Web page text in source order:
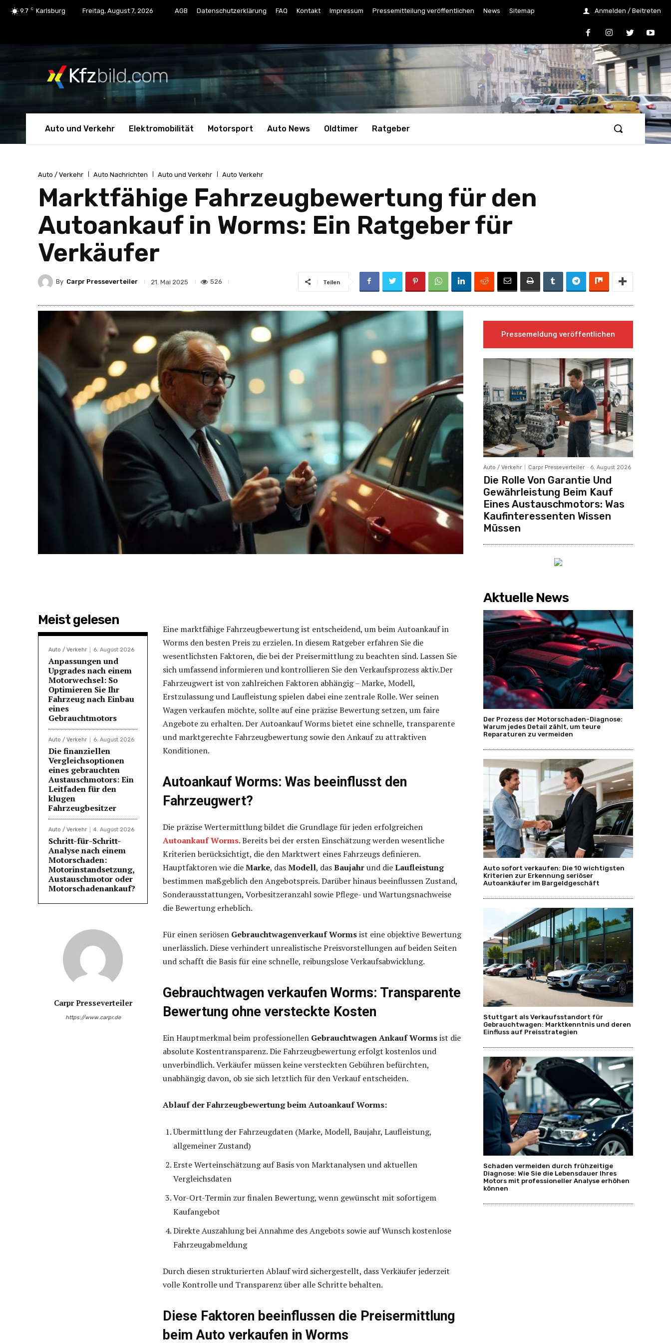
9.7 C Karlsburg Freitag, August 7, 2026 AGB Datenschutzerklärung FAQ Kontakt Impressum Pressemitteilung veröffentlichen News Sitemap Anmelden / Beitreten
Kfzbild.com
Auto und Verkehr Elektromobilität Motorsport Auto News Oldtimer Ratgeber
Auto / Verkehr Auto Nachrichten Auto und Verkehr Auto Verkehr
Marktfähige Fahrzeugbewertung für den
Autoankauf in Worms: Ein Ratgeber für
Verkäufer
By Carpr Presseverteiler 21. Mai 2025 526 Teilen
Meist gelesen
Auto / Verkehr 6. August 2026
Anpassungen und
Upgrades nach einem
Motorwechsel: So
Optimieren Sie Ihr
Fahrzeug nach Einbau
eines
Gebrauchtmotors
Auto / Verkehr 6. August 2026
Die finanziellen
Vergleichsoptionen
eines gebrauchten
Austauschmotors: Ein
Leitfaden für den
klugen
Fahrzeugbesitzer
Auto / Verkehr 4. August 2026
Schritt-für-Schritt-
Analyse nach einem
Motorschaden:
Motorinstandsetzung,
Austauschmotor oder
Motorschadenankauf?
Carpr Presseverteiler
https://www.carpr.de
Eine marktfähige Fahrzeugbewertung ist entscheidend, um beim Autoankauf in
Worms den besten Preis zu erzielen. In diesem Ratgeber erfahren Sie die
wesentlichsten Faktoren, die bei der Preisermittlung zu beachten sind. Lassen Sie
sich umfassend informieren und kontrollieren Sie den Verkaufsprozess aktiv.Der
Fahrzeugwert ist von zahlreichen Faktoren abhängig – Marke, Modell,
Erstzulassung und Laufleistung spielen dabei eine zentrale Rolle. Wer seinen
Wagen verkaufen möchte, sollte auf eine präzise Bewertung setzen, um faire
Angebote zu erhalten. Der Autoankauf Worms bietet eine schnelle, transparente
und marktgerechte Fahrzeugbewertung sowie den Ankauf zu attraktiven
Konditionen.
Autoankauf Worms: Was beeinflusst den
Fahrzeugwert?
Die präzise Wertermittlung bildet die Grundlage für jeden erfolgreichen
Autoankauf Worms. Bereits bei der ersten Einschätzung werden wesentliche
Kriterien berücksichtigt, die den Marktwert eines Fahrzeugs definieren.
Hauptfaktoren wie dieMarke, dasModell, dasBaujahrund dieLaufleistung
bestimmen maßgeblich den Angebotspreis. Darüber hinaus beeinflussen Zustand,
Sonderausstattungen, Vorbesitzeranzahl sowie Pflege- und Wartungsnachweise
die Bewertung erheblich.
Für einen seriösen Gebrauchtwagenverkauf Wormsist eine objektive Bewertung
unerlässlich. Diese verhindert unrealistische Preisvorstellungen auf beiden Seiten
und schafft die Basis für eine schnelle, reibungslose Verkaufsabwicklung.
Gebrauchtwagen verkaufen Worms: Transparente
Bewertung ohne versteckte Kosten
Ein Hauptmerkmal beim professionellen Gebrauchtwagen Ankauf Wormsist die
absolute Kostentransparenz. Die Fahrzeugbewertung erfolgt kostenlos und
unverbindlich. Verkäufer müssen keine versteckten Gebühren befürchten,
unabhängig davon, ob sie sich letztlich für den Verkauf entscheiden.
Ablauf der Fahrzeugbewertung beim Autoankauf Worms:
Übermittlung der Fahrzeugdaten (Marke, Modell, Baujahr, Laufleistung,
allgemeiner Zustand)
Erste Werteinschätzung auf Basis von Marktanalysen und aktuellen
Vergleichsdaten
Vor-Ort-Termin zur finalen Bewertung, wenn gewünscht mit sofortigem
Kaufangebot
Direkte Auszahlung bei Annahme des Angebots sowie auf Wunsch kostenlose
Fahrzeugabmeldung
Durch diesen strukturierten Ablauf wird sichergestellt, dass Verkäufer jederzeit
volle Kontrolle und Transparenz über alle Schritte behalten.
Diese Faktoren beeinflussen die Preisermittlung
beim Auto verkaufen in Worms
Pressemeldung veröffentlichen
Auto / Verkehr Carpr Presseverteiler - 6. August 2026
Die Rolle Von Garantie Und
Gewährleistung Beim Kauf
Eines Austauschmotors: Was
Kaufinteressenten Wissen
Müssen
Aktuelle News
Der Prozess der Motorschaden-Diagnose:
Warum jedes Detail zählt, um teure
Reparaturen zu vermeiden
Auto sofort verkaufen: Die 10 wichtigsten
Kriterien zur Erkennung seriöser
Autoankäufer im Bargeldgeschäft
Stuttgart als Verkaufsstandort für
Gebrauchtwagen: Marktkenntnis und deren
Einfluss auf Preisstrategien
Schaden vermeiden durch frühzeitige
Diagnose: Wie Sie die Lebensdauer Ihres
Motors mit professioneller Analyse erhöhen
können